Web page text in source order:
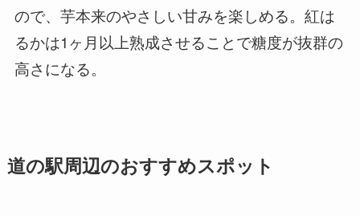
ので、芋本来のやさしい甘みを楽しめる。紅は
るかは1ヶ月以上熟成させることで糖度が抜群の
高さになる。
道の駅周辺のおすすめスポット